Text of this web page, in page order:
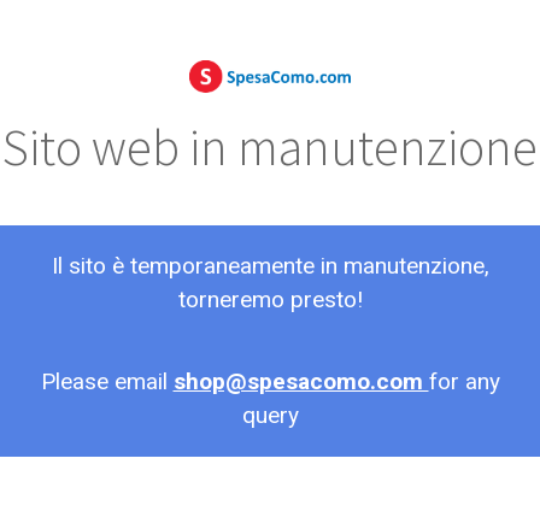
Sito web in manutenzione
Il sito è temporaneamente in manutenzione,
torneremo presto!
Please email shop@spesacomo.com for any
query